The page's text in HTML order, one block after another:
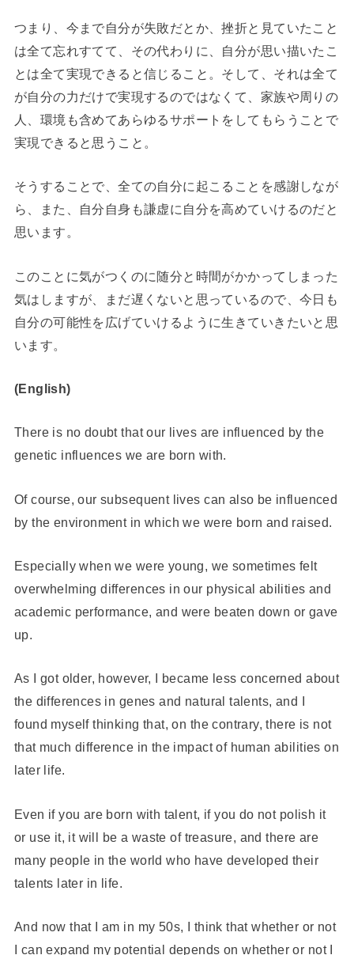
つまり、今まで自分が失敗だとか、挫折と見ていたこと
は全て忘れすてて、その代わりに、自分が思い描いたこ
とは全て実現できると信じること。そして、それは全て
が自分の力だけで実現するのではなくて、家族や周りの
人、環境も含めてあらゆるサポートをしてもらうことで
実現できると思うこと。
そうすることで、全ての自分に起こることを感謝しなが
ら、また、自分自身も謙虚に自分を高めていけるのだと
思います。
このことに気がつくのに随分と時間がかかってしまった
気はしますが、まだ遅くないと思っているので、今日も
自分の可能性を広げていけるように生きていきたいと思
います。
(English)
There is no doubt that our lives are influenced by the
genetic influences we are born with.
Of course, our subsequent lives can also be influenced
by the environment in which we were born and raised.
Especially when we were young, we sometimes felt
overwhelming differences in our physical abilities and
academic performance, and were beaten down or gave
up.
As I got older, however, I became less concerned about
the differences in genes and natural talents, and I
found myself thinking that, on the contrary, there is not
that much difference in the impact of human abilities on
later life.
Even if you are born with talent, if you do not polish it
or use it, it will be a waste of treasure, and there are
many people in the world who have developed their
talents later in life.
And now that I am in my 50s, I think that whether or not
I can expand my potential depends on whether or not I